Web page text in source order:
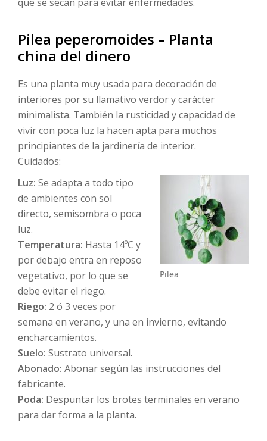
Pilea peperomoides – Planta
china del dinero
Es una planta muy usada para decoración de
interiores por su llamativo verdor y carácter
minimalista. También la rusticidad y capacidad de
vivir con poca luz la hacen apta para muchos
principiantes de la jardinería de interior.
Cuidados:
Pilea
Luz: Se adapta a todo tipo
de ambientes con sol
directo, semisombra o poca
luz.
Temperatura: Hasta 14ºC y
por debajo entra en reposo
vegetativo, por lo que se
debe evitar el riego.
Riego: 2 ó 3 veces por
semana en verano, y una en invierno, evitando
encharcamientos.
Suelo: Sustrato universal.
Abonado: Abonar según las instrucciones del
fabricante.
Poda: Despuntar los brotes terminales en verano
para dar forma a la planta.